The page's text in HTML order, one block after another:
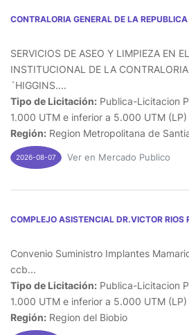
CONTRALORIA GENERAL DE LA REPUBLICA
SERVICIOS DE ASEO Y LIMPIEZA EN
INSTITUCIONAL DE LA
´HIGGINS....
Tipo de Licitación: Publica-Licitacion
1.000 UTM e inferior a 5.000 UTM (LP)
Región: Region Metropolitana de
2026-08-07 Ver en Mercado Publico
COMPLEJO ASISTENCIAL DR.VICTOR RIOS
Convenio Suministro Implantes
ccb...
Tipo de Licitación: Publica-Licitacion
1.000 UTM e inferior a 5.000 UTM (LP)
Región: Region del Biobio